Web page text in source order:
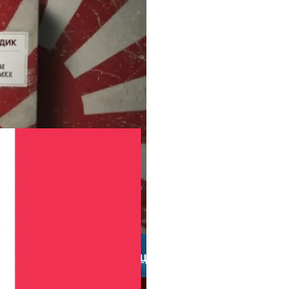
Топ-5 Советов Для
Шесть Идей Для Активного
Победили Нацисты